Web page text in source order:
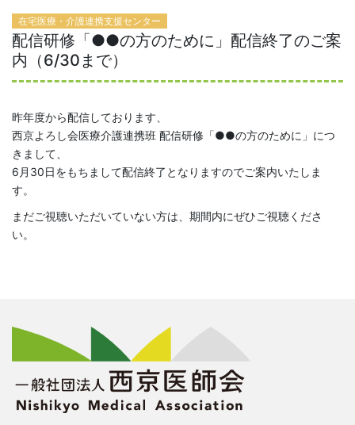
在宅医療・介護連携支援センター
配信研修「●●の方のために」配信終了のご案
内（6/30まで）
昨年度から配信しております、
西京よろし会医療介護連携班 配信研修「●●の方のために」につ
きまして、
6月30日をもちまして配信終了となりますのでご案内いたしま
す。
まだご視聴いただいていない方は、期間内にぜひご視聴くださ
い。